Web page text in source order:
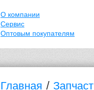
О компании
Сервис
Оптовым покупателям
Главная /